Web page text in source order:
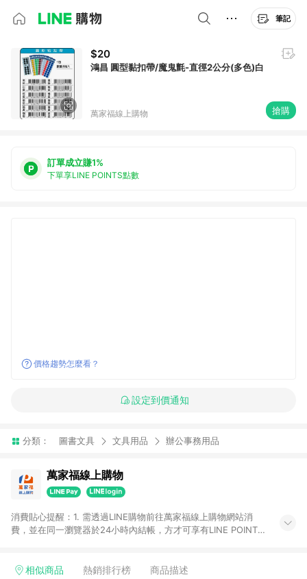
筆記
$20
鴻昌 圓型黏扣帶/魔鬼氈-直徑2公分(多色)白
萬家福線上購物 搶購
訂單成立賺1%
下單享LINE POINTS點數
價格趨勢怎麼看？
設定到價通知
分類： 圖書文具 文具用品 辦公事務用品
萬家福線上購物
消費貼心提醒：1. 需透過LINE購物前往萬家福線上購物網站消
費，並在同一瀏覽器於24小時內結帳，方才可享有LINE POINTS
4. 不具回饋資格種類商品：電子禮券。 5. 回饋點數計算將排除訂
相似商品 熱銷排行榜 商品描述